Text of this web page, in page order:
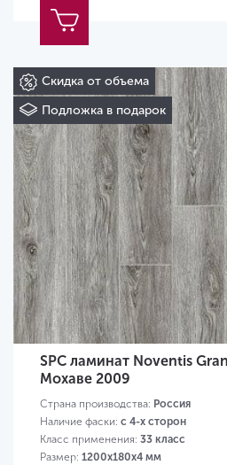
Скидка от объема
Подложка в подарок
SPC ламинат Noventis
Мохаве 2009
Страна производства: Россия
Наличие фаски: с 4-х сторон
Класс применения: 33 класс
Размер: 1200х180х4 мм